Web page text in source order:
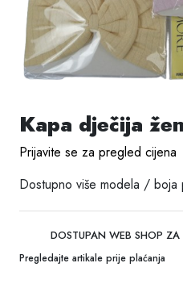
Kapa dječija
Prijavite se za pregled cijena
Dostupno više modela / boja
DOSTUPAN WEB SHOP ZA
Pregledajte artikale prije plaćanja